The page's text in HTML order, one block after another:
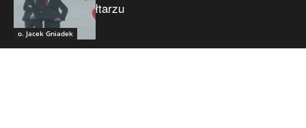
o. Jacek Gniadek
ołtarzu